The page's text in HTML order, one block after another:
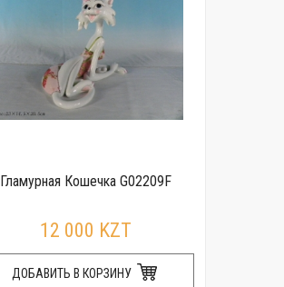
Гламурная Кошечка G02209F
12 000 KZT
ДОБАВИТЬ В КОРЗИНУ